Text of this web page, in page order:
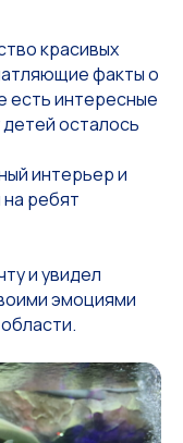
красивых
факты о
есть интересные
осталось
интерьер и
ребят
и увидел
эмоциями